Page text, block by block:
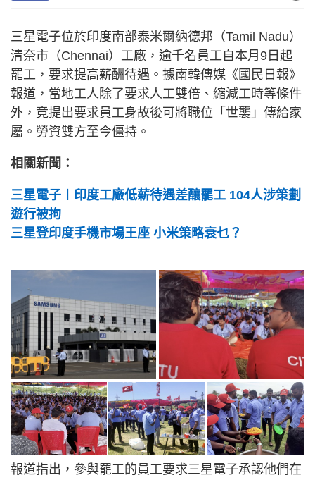
三星電子位於印度南部泰米爾納德邦（Tamil Nadu）
清奈市（Chennai）工廠，逾千名員工自本月9日起
罷工，要求提高薪酬待遇。據南韓傳媒《國民日報》
報道，當地工人除了要求人工雙倍、縮減工時等條件
外，竟提出要求員工身故後可將職位「世襲」傳給家
屬。勞資雙方至今僵持。
相關新聞：
三星電子︱印度工廠低薪待遇差釀罷工 104人涉策劃
遊行被拘
三星登印度手機市場王座 小米策略衰乜？
報道指出，參與罷工的員工要求三星電子承認他們在